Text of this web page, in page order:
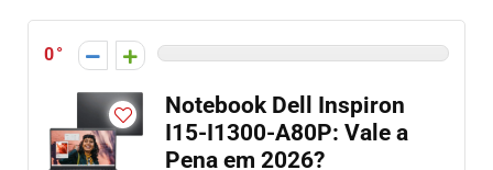
0
Notebook Dell Inspiron
I15-I1300-A80P: Vale a
Pena em 2026?